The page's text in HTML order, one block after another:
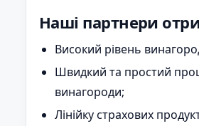
Наші партнери
Високий рівень
Швидкий та простий
винагороди;
Лінійку страхових